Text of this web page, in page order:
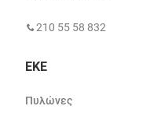
210 55 58 832
ΕΚΕ
Πυλώνες